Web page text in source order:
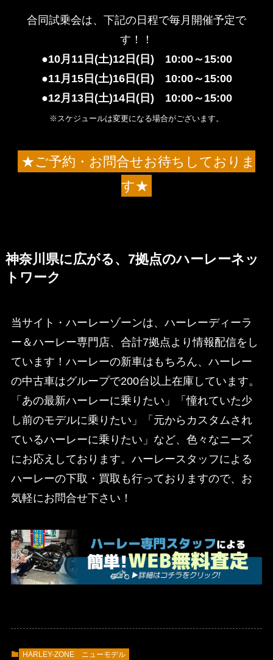
合同試乗会は、下記の日程で毎月開催予定で
す！！
●10月11日(土)12日(日) 10:00～15:00
●11月15日(土)16日(日) 10:00～15:00
●12月13日(土)14日(日) 10:00～15:00
※スケジュールは変更になる場合がございます。
★ご予約・お問合せお待ちしておりま
す★
神奈川県に広がる、7拠点のハーレーネッ
トワーク
当サイト・ハーレーゾーンは、ハーレーディーラ
ー＆ハーレー専門店、合計7拠点より情報配信をし
ています！ハーレーの新車はもちろん、ハーレー
の中古車はグループで200台以上在庫しています。
「あの最新ハーレーに乗りたい」「憧れていた少
し前のモデルに乗りたい」「元からカスタムされ
ているハーレーに乗りたい」など、色々なニーズ
にお応えしております。ハーレースタッフによる
ハーレーの下取・買取も行っておりますので、お
気軽にお問合せ下さい！
HARLEY-ZONE
ニューモデル